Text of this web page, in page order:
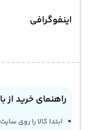
اینفوگرافی
راهنمای خرید از
ابتدا کالا را روی